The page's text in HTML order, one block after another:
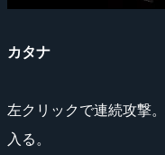
カタナ
左クリックで連続攻撃
入る。